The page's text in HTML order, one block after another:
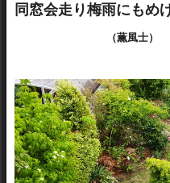
同窓会走り梅雨にもめ
（薫風士）